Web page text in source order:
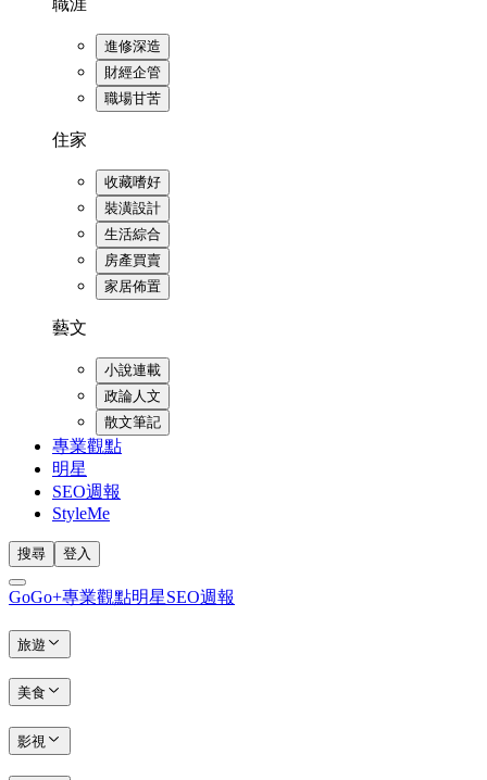
職涯
進修深造
財經企管
職場甘苦
住家
收藏嗜好
裝潢設計
生活綜合
房產買賣
家居佈置
藝文
小說連載
政論人文
散文筆記
專業觀點
明星
SEO週報
StyleMe
搜尋 登入
GoGo+專業觀點明星SEO週報
旅遊
美食
影視